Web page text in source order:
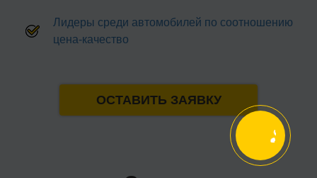
Лидеры среди автомобилей по соотношению
цена-качество
ОСТАВИТЬ ЗАЯВКУ
связь